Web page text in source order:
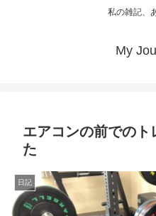
私の雑記、
My
エアコンの前でのト
た
日記